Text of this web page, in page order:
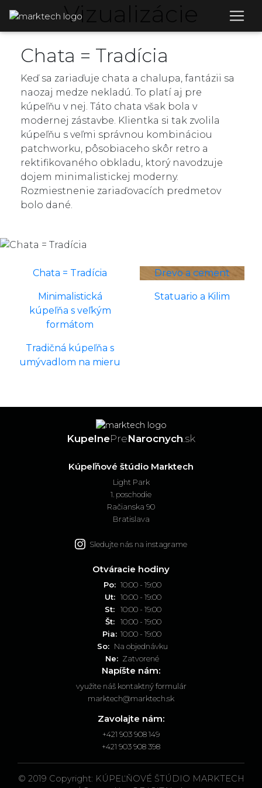
Vizualizácie
Chata = Tradícia
Keď sa zariaďuje chata a chalupa, fantázii sa
naozaj medze nekladú. To platí aj pre
kúpeľňu v nej. Táto chata však bola v
modernej zástavbe. Klientka si tak zvolila
kúpeľňu s veľmi správnou kombináciou
patchworku, pôsobiaceho skôr retro a
rektifikovaného obkladu, ktorý navodzuje
dojem minimalistickej moderny.
Rozmiestnenie zariaďovacích predmetov
bolo dané.
Predchádzajúci
Chata = Tradícia
Drevo a cement
Minimalistická
kúpeľňa s veľkým
formátom
Statuario a Kilim
Tradičná kúpeľňa s
umývadlom na mieru
KupelnePreNarocnych .sk
Kúpeľňové štúdio Marktech
Light Park
1. poschodie
Račianska 90
Bratislava
Sledujte nás na instagrame
Otváracie hodiny
Po: 10:00 - 19:00
Ut: 10:00 - 19:00
St:
10:00 - 19:00
Št:
10:00 - 19:00
Pia: 10:00 - 19:00
So: Na objednávku
Ne: Zatvorené
Napíšte nám:
využite náš kontaktný formulár
marktech@marktech.sk
Zavolajte nám:
+421 903 908 149
+421 903 908 398
© 2019 Copyright: KÚPEĽŇOVÉ ŠTÚDIO MARKTECH